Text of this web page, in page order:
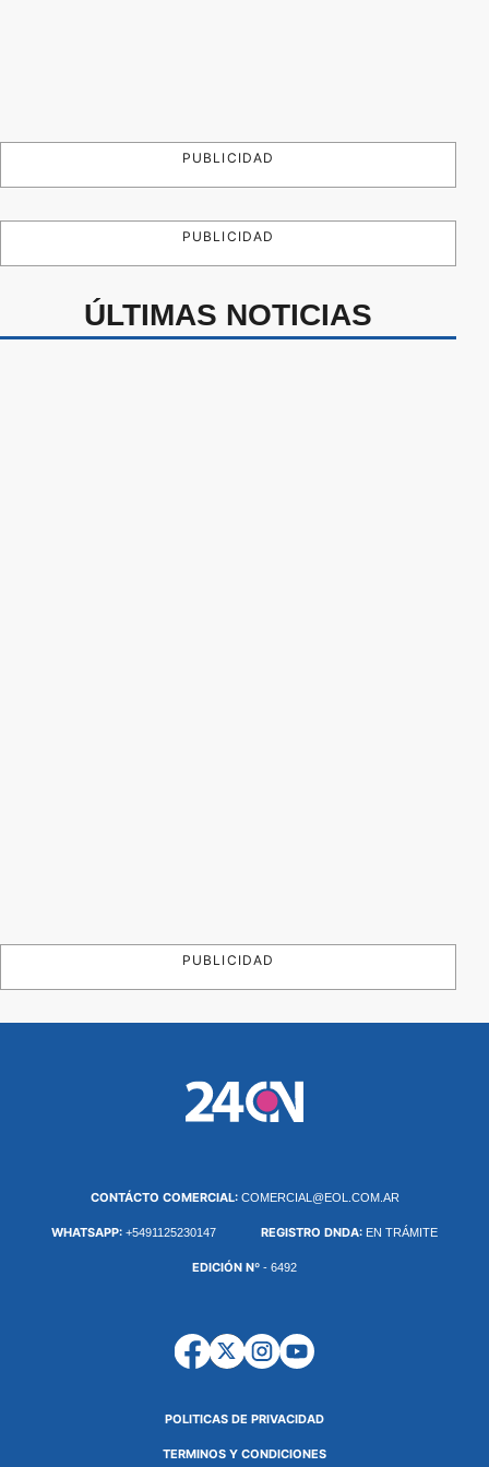
PUBLICIDAD
PUBLICIDAD
ÚLTIMAS NOTICIAS
PUBLICIDAD
CONTÁCTO COMERCIAL: COMERCIAL@EOL.COM.AR
WHATSAPP: +5491125230147 REGISTRO DNDA: EN TRÁMITE
EDICIÓN Nº - 6492
POLITICAS DE PRIVACIDAD
TERMINOS Y CONDICIONES